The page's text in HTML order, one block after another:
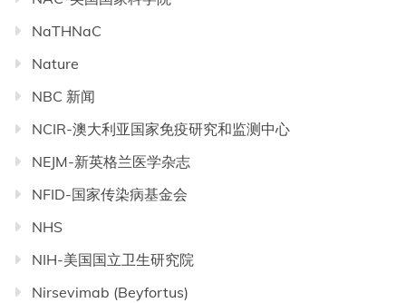
NaTHNaC
Nature
NBC 新闻
NCIR-澳大利亚国家免疫研究和监测中心
NEJM-新英格兰医学杂志
NFID-国家传染病基金会
NHS
NIH-美国国立卫生研究院
Nirsevimab (Beyfortus)